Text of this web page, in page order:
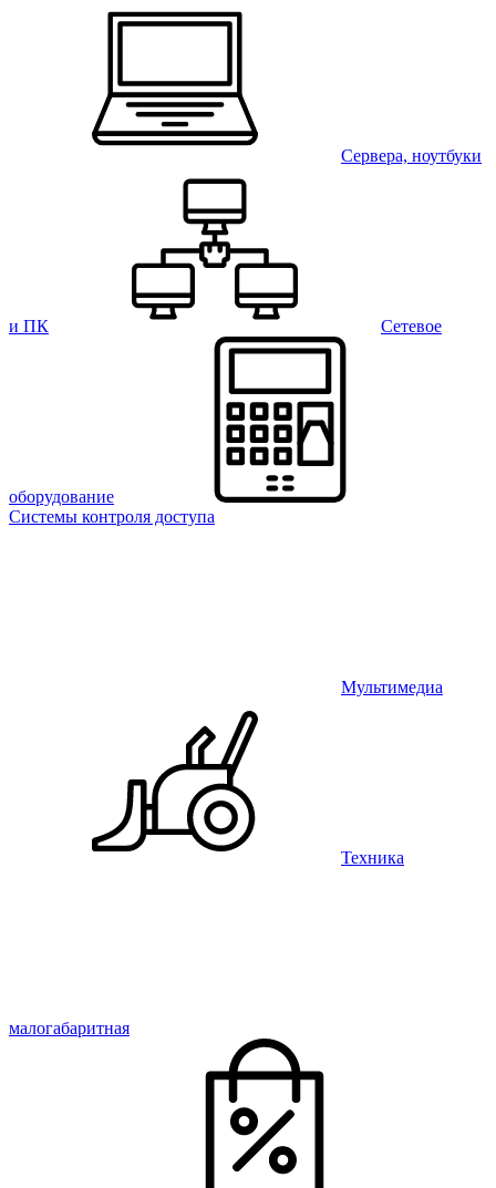
Сервера, ноутбуки
и ПК Сетевое
оборудование
Системы контроля доступа
Мультимедиа
Техника
малогабаритная